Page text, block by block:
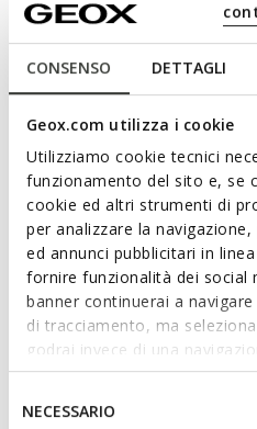
CONSENSO DETTAGLI
Geox.com utilizza i cookie
Utilizziamo cookie tecnici
funzionamento del sito e, se
cookie ed altri strumenti di
per analizzare la
ed annunci pubblicitari in
fornire funzionalità dei social
banner continuerai a
di tracciamento, ma
godrai invece di una
base dei tuoi gusti ed
IMPOSTAZIONI potrai
altri strumenti di
NECESSARIO
TRÈS FRAIS
FOOT-RUN JUNIOR
Chaussures barefoot légères et
flexibles
68,00C$
5 COULEURS
Price reduced from
85,00C$
to
Prix catalogue -20%
EXALTEZ SON CÔTÉ
La collection de sneakers pour
journée. Réalisées avec des